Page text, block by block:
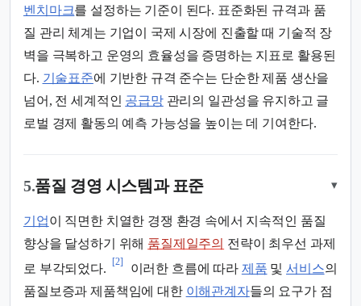
벤치마크를 설정하는 기준이 된다. 표준화된 규격과 품
질 관리 체계는 기업이 국제 시장에 진출할 때 기술적 장
벽을 극복하고 운영의 효율성을 증명하는 지표로 활용된
다. 기술표준에 기반한 규격 준수는 단순한 제품 생산을
넘어, 전 세계적인 공급망관리의 일관성을 유지하고 글
로벌 경제 활동의 예측 가능성을 높이는 데 기여한다.
5.품질 경영 시스템과 표준 ▾
기업이 직면한 치열한 경쟁 환경 속에서 지속적인 품질
향상을 달성하기 위해 품질제일주의 전략이 최우선 과제
로 부각되었다.
[2]
이러한 흐름에 따라 제품 및서비스의
품질보증과 제품책임에 대한 이해관계자들의 요구가 점